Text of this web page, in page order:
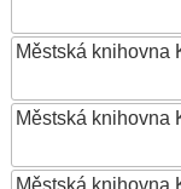
Městská knihovna
Městská knihovna
Městská knihovna